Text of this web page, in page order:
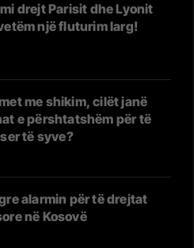
drejt Parisit dhe Lyonit
një fluturim larg!
me shikim, cilët janë
e përshtatshëm për të
të syve?
alarmin për të drejtat
në Kosovë